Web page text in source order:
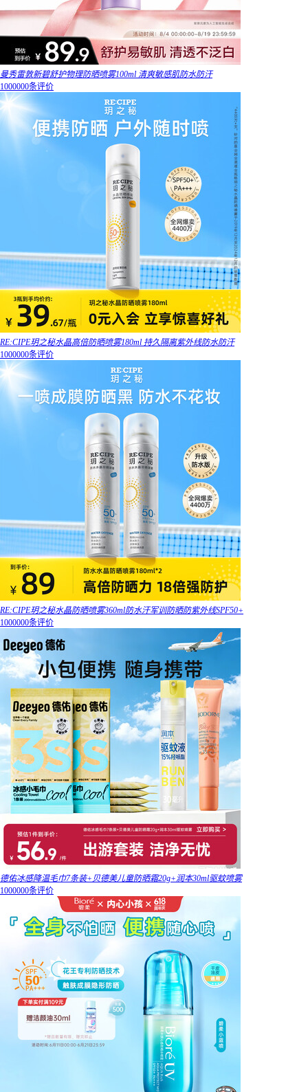
曼秀雷敦新碧舒护物理防晒喷雾100ml 清爽敏感肌防水防汗
1000000条评价
RE:CIPE玥之秘水晶高倍防晒喷雾180ml 持久隔离紫外线防水防汗
1000000条评价
RE:CIPE玥之秘水晶防晒喷雾360ml防水汗军训防晒防紫外线SPF50+
1000000条评价
德佑冰感降温毛巾7条装+贝德美儿童防晒霜20g+润本30ml驱蚊喷雾
1000000条评价